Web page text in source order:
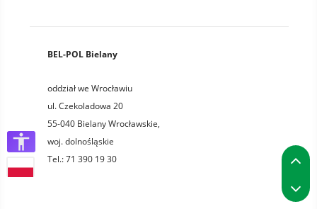
BEL-POL Bielany
oddział we Wrocławiu
ul. Czekoladowa 20
55-040 Bielany Wrocławskie,
woj.dolnośląskie
Tel.:71 390 19 30